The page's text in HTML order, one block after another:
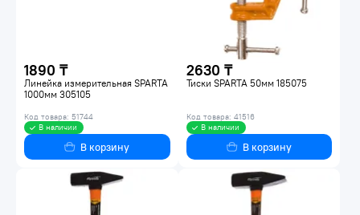
1890 ₸
Линейка измерительная SPARTA
1000мм 305105
Код товара: 51744
В наличии
В корзину
2630 ₸
Тиски SPARTA 50мм 185075
Код товара: 41516
В наличии
В корзину